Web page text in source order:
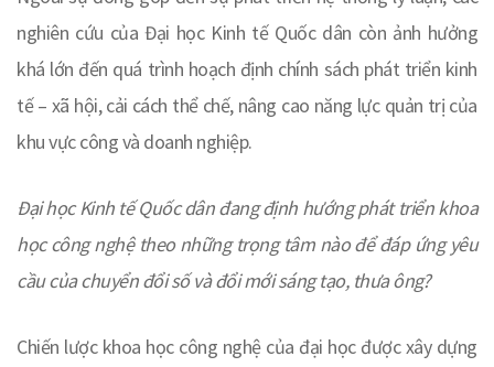
nghiên cứu của Đại học Kinh tế Quốc dân còn ảnh hưởng
khá lớn đến quá trình hoạch định chính sách phát triển kinh
tế – xã hội, cải cách thể chế, nâng cao năng lực quản trị của
khu vực công và doanh nghiệp.
Đại học Kinh tế Quốc dân đang định hướng phát triển khoa
học công nghệ theo những trọng tâm nào để đáp ứng yêu
cầu của chuyển đổi số và đổi mới sáng tạo, thưa ông?
Chiến lược khoa học công nghệ của đại học được xây dựng